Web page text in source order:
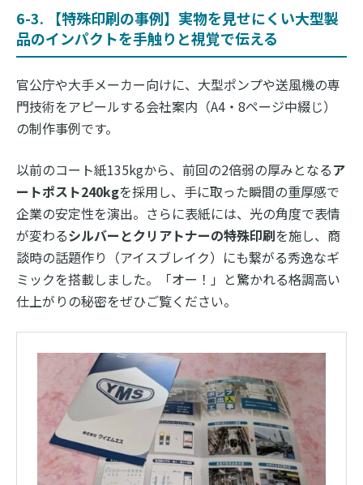
6-3. 【特殊印刷の事例】実物を見せにくい大型製
品のインパクトを手触りと視覚で伝える
官公庁や大手メーカー向けに、大型ポンプや送風機の専
門技術をアピールする会社案内（A4・8ページ中綴じ）
の制作事例です。
以前のコート紙135kgから、前回の2倍弱の厚みとなるア
ートポスト240kgを採用し、手に取った瞬間の重厚感で
企業の安定性を演出。さらに表紙には、光の角度で表情
が変わるシルバーとクリアトナーの特殊印刷を施し、商
談時の話題作り（アイスブレイク）にも繋がる秀逸なギ
ミックを搭載しました。「オー！」と驚かれる格調高い
仕上がりの秘密をぜひご覧ください。